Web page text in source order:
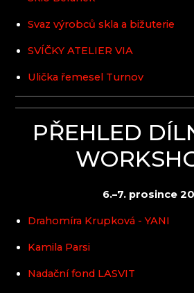
STEFANY ŠPERKY
SUPŠ A VOŠ TURNOV
ULIČKA ŘEMESEL TURNOV
WRANOVSKY CRYSTAL
Svaz výrobců skla a bižuterie
SVÍČKY ATELIER VIA
Ulička řemesel Turnov
PŘEHLED
6.–7. prosince
Drahomíra Krupková - YANI
Kamila Parsi
Nadační fond LASVIT